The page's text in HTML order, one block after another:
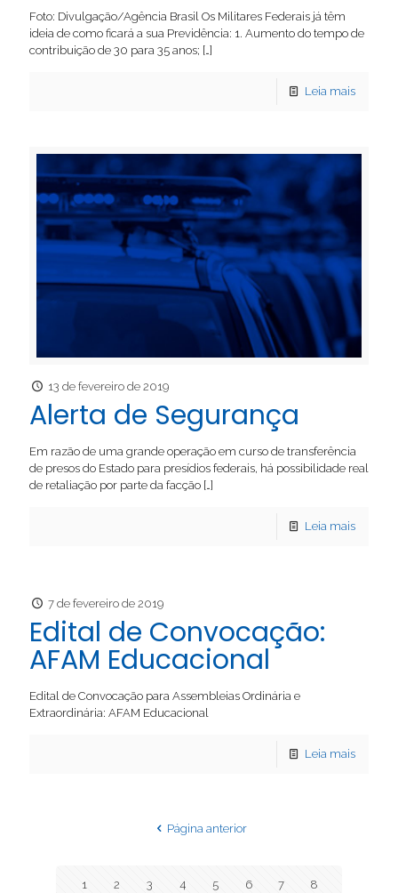
Foto: Divulgação/Agência Brasil Os Militares Federais já têm
ideia de como ficará a sua Previdência: 1. Aumento do tempo de
contribuição de 30 para 35 anos; […]
Leia mais
13 de fevereiro de 2019
Alerta de Segurança
Em razão de uma grande operação em curso de transferência
de presos do Estado para presídios federais, há possibilidade real
de retaliação por parte da facção […]
Leia mais
7 de fevereiro de 2019
Edital de Convocação:
AFAM Educacional
Edital de Convocação para Assembleias Ordinária e
Extraordinária: AFAM Educacional
Leia mais
Página anterior
1 2 3 4 5 6 7 8